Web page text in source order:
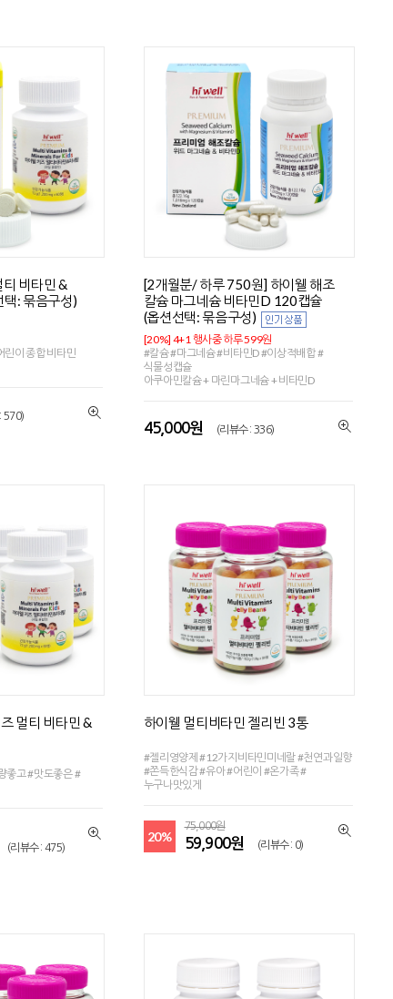
비타민 &
택: 묶음구성)
린이 종합 비타민
570)
[2개월분/ 하루 750원] 하이웰 해조
칼슘 마그네슘 비타민D 120캡슐
(옵션선택: 묶음구성)
[20%] 4+1 행사중 하루 599원
#칼슘 #마그네슘 #비타민D #이상적배합 #
식물성캡슐
아쿠아민칼슘 + 마린마그네슘 + 비타민D
45,000원 (리뷰수 : 336)
멀티 비타민 &
좋고 #맛도좋은 #
(리뷰수 : 475)
하이웰 멀티비타민 젤리빈 3통
#젤리영양제 #12가지비타민미네랄 #천연과일향
#쫀득한식감 #유아 #어린이 #온가족 #
누구나맛있게
20%
75,000원
59,900원 (리뷰수 : 0)